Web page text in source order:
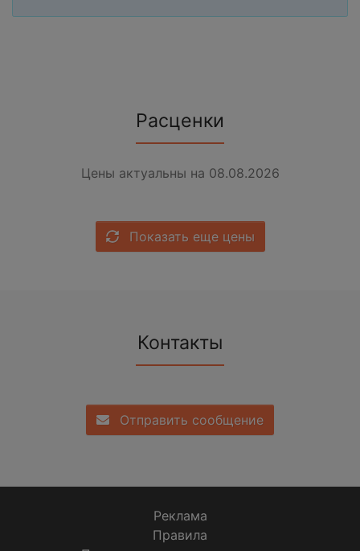
Расценки
Цены актуальны на 08.08.2026
Показать еще цены
Контакты
Отправить сообщение
Реклама
Правила